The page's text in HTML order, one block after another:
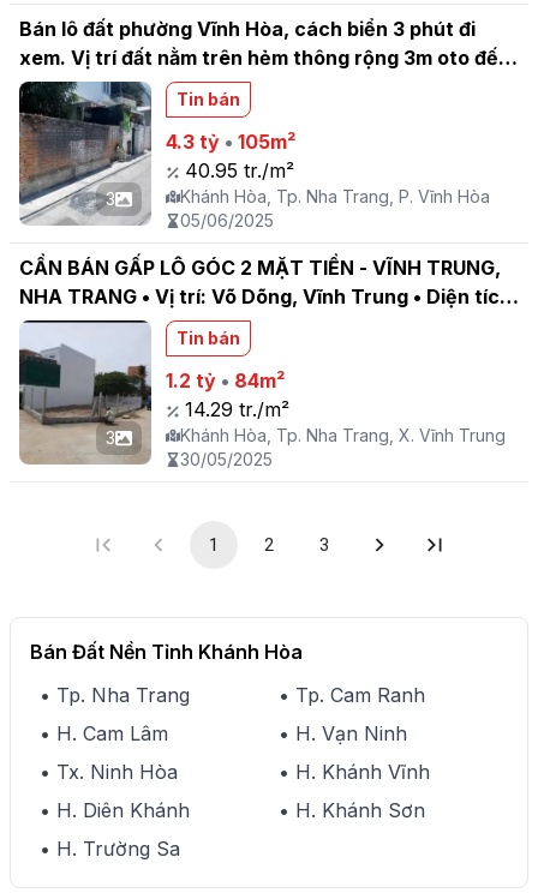
Bán lô đất phường Vĩnh Hòa, cách biển 3 phút đi
xem. Vị trí đất nằm trên hẻm thông rộng 3m oto đến
tận nơi. Tiện ích gần trường, gần chợ, bến xe phía
Bắc. DT: 105,6m2 ngang 5,5m. Hướng: Chánh Nam
3
Tin bán
4.3 tỷ •105m²
40.95 tr./m²
Khánh Hòa, Tp. Nha Trang, P. Vĩnh Hòa
05/06/2025
CẦN BÁN GẤP LÔ GÓC 2 MẶT TIỀN - VĨNH TRUNG,
NHA TRANG • Vị trí: Võ Dõng, Vĩnh Trung • Diện tích:
83.8m2 • Đường ô tô vào tận nơi, rộng 3.5m • Lô góc
thoáng đẹp, xây dựng tự do • Khu dân cư hiện hữu,
yên tĩnh, gần chợ, trường học
3
Tin bán
1.2 tỷ • 84m²
14.29 tr./m²
Khánh Hòa, Tp. Nha Trang, X. Vĩnh Trung
30/05/2025
1 2 3
Bán Đất Nền Tỉnh Khánh Hòa
• Tp. Nha Trang
• Tp. Cam Ranh
• H. Cam Lâm
• H. Vạn Ninh
• Tx. Ninh Hòa
• H. Khánh Vĩnh
• H. Diên Khánh
• H. Khánh Sơn
• H. Trường Sa